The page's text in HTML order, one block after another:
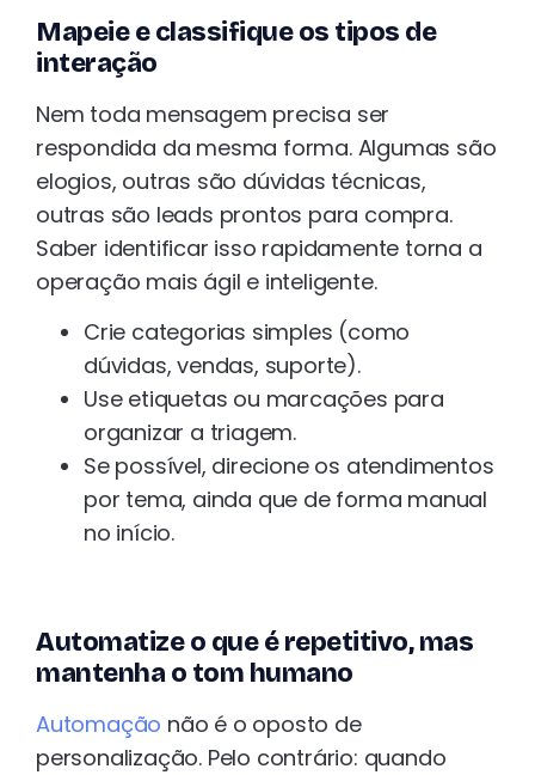
Mapeie e classifique os tipos de
interação
Nem toda mensagem precisa ser
respondida da mesma forma. Algumas são
elogios, outras são dúvidas técnicas,
outras são leads prontos para compra.
Saber identificar isso rapidamente torna a
operação mais ágil e inteligente.
Crie categorias simples (como
dúvidas, vendas, suporte).
Use etiquetas ou marcações para
organizar a triagem.
Se possível, direcione os atendimentos
por tema, ainda que de forma manual
no início.
Automatize o que é repetitivo, mas
mantenha o tom humano
Automação não é o oposto de
personalização. Pelo contrário: quando